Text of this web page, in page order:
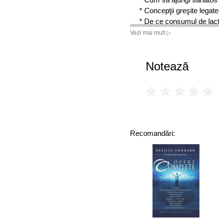
* Concepţii greşite
* De ce consumul de
* Relaţia inseparabilă
Urmând recomandările
în formă, vom
Vezi mai mult ▷
Notează
Recomandări: